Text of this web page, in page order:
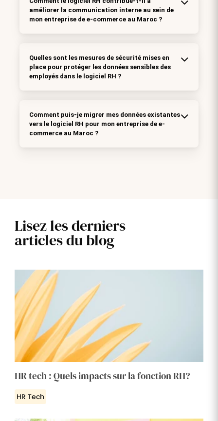
améliorer la communication interne au sein de
mon entreprise de e-commerce au Maroc ?
Quelles sont les mesures de sécurité mises en
place pour protéger les données sensibles des
employés dans le logiciel RH ?
Comment puis-je migrer mes données existantes
vers le logiciel RH pour mon entreprise de e-
commerce au Maroc ?
Lisez les derniers
articles du blog
HR tech : Quels impacts sur la fonction RH?
HR Tech